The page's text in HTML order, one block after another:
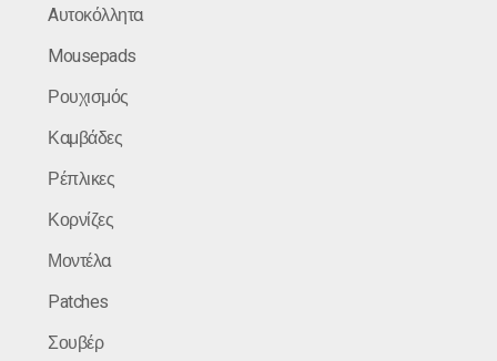
Aυτοκόλλητα
Mousepads
Ρουχισμός
Καμβάδες
Ρέπλικες
Κορνίζες
Μοντέλα
Patches
Σουβέρ